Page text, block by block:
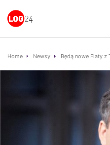
Home Newsy Będą nowe Fiaty z